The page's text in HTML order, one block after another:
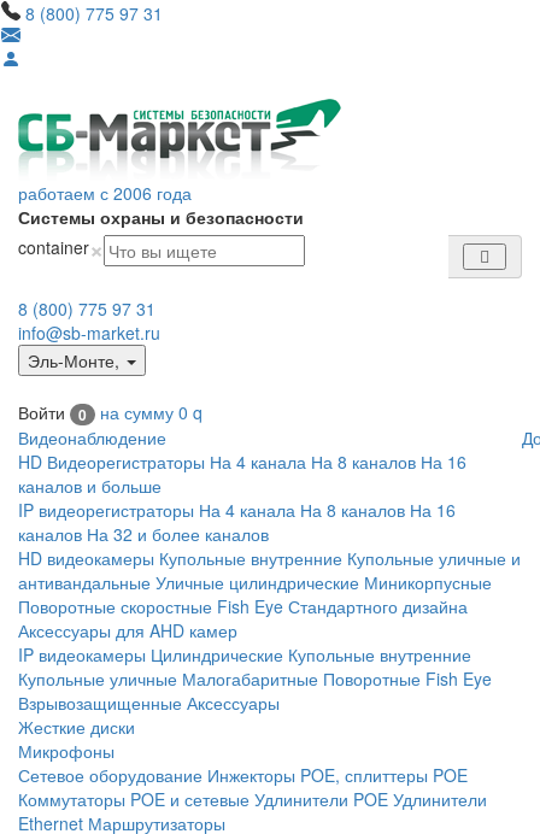
8 (800) 775 97 31
работаем с 2006 года
Системы охраны и безопасности
container×
8 (800) 775 97 31
info@sb-market.ru
Эль-Монте,
Войти 0 на сумму 0 q
Видеонаблюдение
HD Видеорегистраторы На 4 канала На 8 каналов На 16
каналов и больше
IP видеорегистраторы На 4 канала На 8 каналов На 16
каналов На 32 и более каналов
HD видеокамеры Купольные внутренние Купольные уличные и
антивандальные Уличные цилиндрические Миникорпусные
Поворотные скоростные Fish Eye Стандартного дизайна
Аксессуары для AHD камер
IP видеокамеры Цилиндрические Купольные внутренние
Купольные уличные Малогабаритные Поворотные Fish Eye
Взрывозащищенные Аксессуары
Жесткие диски
Микрофоны
Сетевое оборудование Инжекторы POE, сплиттеры POE
Коммутаторы POE и сетевые Удлинители POE Удлинители
Ethernet Маршрутизаторы